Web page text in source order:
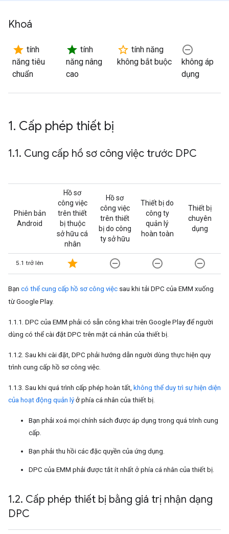
Khoá
star tính
năng tiêu
chuẩn
star tính
năng nâng
cao
star_border tính năng
không bắt buộc
remove_circle_outline
không áp
dụng
1. Cấp phép thiết bị
1.1. Cung cấp hồ sơ công việc trước DPC
Phiên bản
Android
Hồ sơ
công việc
trên thiết
bị thuộc
sở hữu cá
nhân
Hồ sơ
công việc
trên thiết
bị do công
ty sở hữu
Thiết bị do
công ty
quản lý
hoàn toàn
Thiết bị
chuyên
dụng
5.1 trở lên star remove_circle_outline remove_circle_outline remove_circle_outline
Bạn có thể cung cấp hồ sơ công việc sau khi tải DPC của EMM xuống
từ Google Play.
1.1.1. DPC của EMM phải có sẵn công khai trên Google Play để người
dùng có thể cài đặt DPC trên mặt cá nhân của thiết bị.
1.1.2. Sau khi cài đặt, DPC phải hướng dẫn người dùng thực hiện quy
trình cung cấp hồ sơ công việc.
1.1.3. Sau khi quá trình cấp phép hoàn tất, không thể duy trì sự hiện diện
của hoạt động quản lý ở phía cá nhân của thiết bị.
Bạn phải xoá mọi chính sách được áp dụng trong quá trình cung
cấp.
Bạn phải thu hồi các đặc quyền của ứng dụng.
DPC của EMM phải được tắt ít nhất ở phía cá nhân của thiết bị.
1.2. Cấp phép thiết bị bằng giá trị nhận dạng
DPC